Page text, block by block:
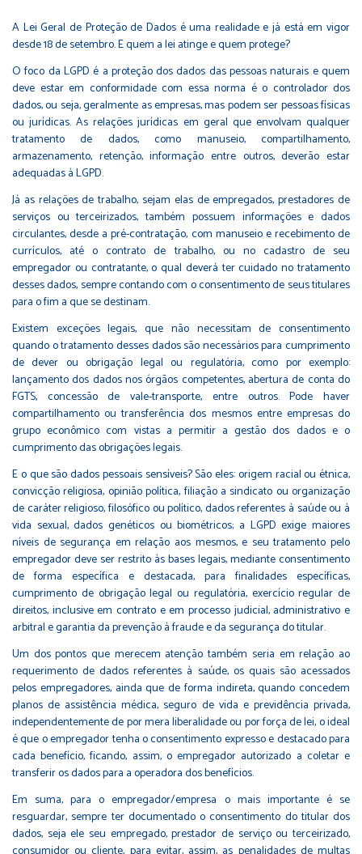
A Lei Geral de Proteção de Dados é uma realidade e já está em vigor
desde 18 de setembro. E quem a lei atinge e quem protege?
O foco da LGPD é a proteção dos dados das pessoas naturais e quem
deve estar em conformidade com essa norma é o controlador dos
dados, ou seja, geralmente as empresas, mas podem ser pessoas físicas
ou jurídicas. As relações jurídicas em geral que envolvam qualquer
tratamento de dados, como manuseio, compartilhamento,
armazenamento, retenção, informação entre outros, deverão estar
adequadas à LGPD.
Já as relações de trabalho, sejam elas de empregados, prestadores de
serviços ou terceirizados, também possuem informações e dados
circulantes, desde a pré-contratação, com manuseio e recebimento de
currículos, até o contrato de trabalho, ou no cadastro de seu
empregador ou contratante, o qual deverá ter cuidado no tratamento
desses dados, sempre contando com o consentimento de seus titulares
para o fim a que se destinam.
Existem exceções legais, que não necessitam de consentimento
quando o tratamento desses dados são necessários para cumprimento
de dever ou obrigação legal ou regulatória, como por exemplo:
lançamento dos dados nos órgãos competentes, abertura de conta do
FGTS, concessão de vale-transporte, entre outros. Pode haver
compartilhamento ou transferência dos mesmos entre empresas do
grupo econômico com vistas a permitir a gestão dos dados e o
cumprimento das obrigações legais.
E o que são dados pessoais sensíveis? São eles: origem racial ou étnica,
convicção religiosa, opinião política, filiação a sindicato ou organização
de caráter religioso, filosófico ou político, dados referentes à saúde ou à
vida sexual, dados genéticos ou biométricos; a LGPD exige maiores
níveis de segurança em relação aos mesmos, e seu tratamento pelo
empregador deve ser restrito às bases legais, mediante consentimento
de forma específica e destacada, para finalidades específicas,
cumprimento de obrigação legal ou regulatória, exercício regular de
direitos, inclusive em contrato e em processo judicial, administrativo e
arbitral e garantia da prevenção à fraude e da segurança do titular.
Um dos pontos que merecem atenção também seria em relação ao
requerimento de dados referentes à saúde, os quais são acessados
pelos empregadores, ainda que de forma indireta, quando concedem
planos de assistência médica, seguro de vida e previdência privada,
independentemente de por mera liberalidade ou por força de lei, o ideal
é que o empregador tenha o consentimento expresso e destacado para
cada benefício, ficando, assim, o empregador autorizado a coletar e
transferir os dados para a operadora dos benefícios.
Em suma, para o empregador/empresa o mais importante é se
resguardar, sempre ter documentado o consentimento do titular dos
dados, seja ele seu empregado, prestador de serviço ou terceirizado,